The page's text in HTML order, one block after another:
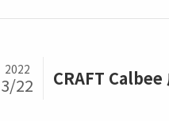
CRAFT
2022
3/22